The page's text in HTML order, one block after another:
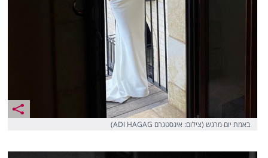
באמת יום מרגש (צילום: אינסטגרם ADI HAGAG)